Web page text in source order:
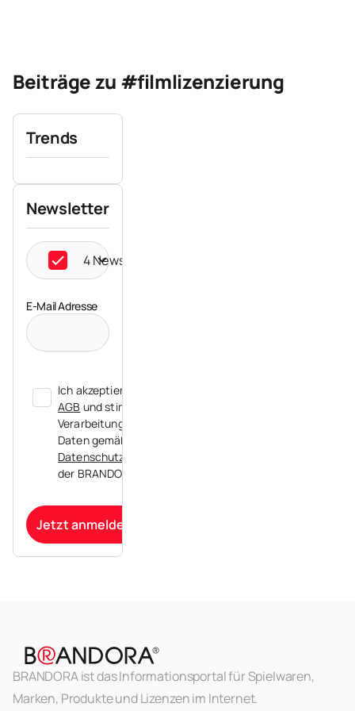
Beiträge zu #filmlizenzierung
Trends
Newsletter
4 Newsletter ausgewählt
E-Mail Adresse
Ich akzeptiere die
AGB und stimme der
Verarbeitung meiner
Daten gemäß der
Datenschutzerklärung
der BRANDORA zu.
Jetzt anmelden
BRANDORA ist das Informationsportal für Spielwaren,
Marken, Produkte und Lizenzen im Internet.